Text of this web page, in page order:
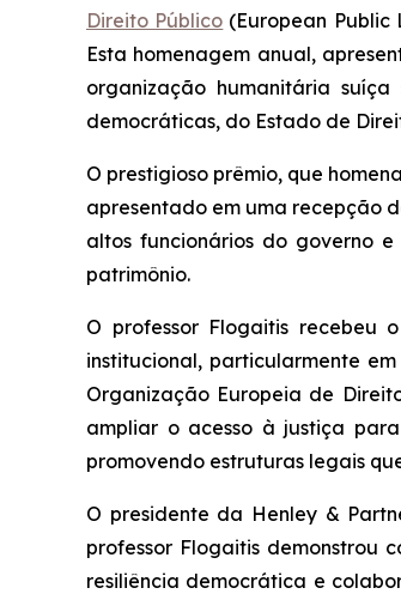
Direito Público (European Public
Esta homenagem anual,
organização humanitária
democráticas, do Estado de
O prestigioso prêmio, que
apresentado em uma recepção
altos funcionários do governo
patrimônio.
O professor Flogaitis recebeu
institucional, particularmente
Organização Europeia de
ampliar o acesso à justiça
promovendo estruturas legais
O presidente da Henley &
professor Flogaitis demonstrou
resiliência democrática e